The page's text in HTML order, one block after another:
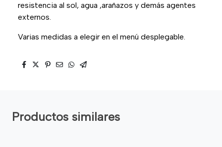
resistencia al sol, agua ,arañazos y demás agentes
externos.
Varias medidas a elegir en el menú desplegable.
Productos similares